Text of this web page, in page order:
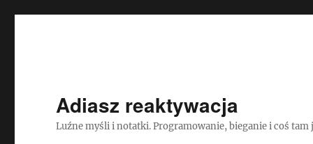
Adiasz reaktywacja
Luźne myśli i notatki. Programowanie, bieganie i coś tam